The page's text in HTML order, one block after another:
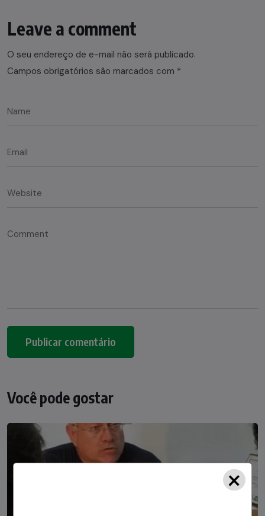
Leave a comment
O seu endereço de e-mail não será publicado.
Campos obrigatórios são marcados com *
Você pode gostar
×